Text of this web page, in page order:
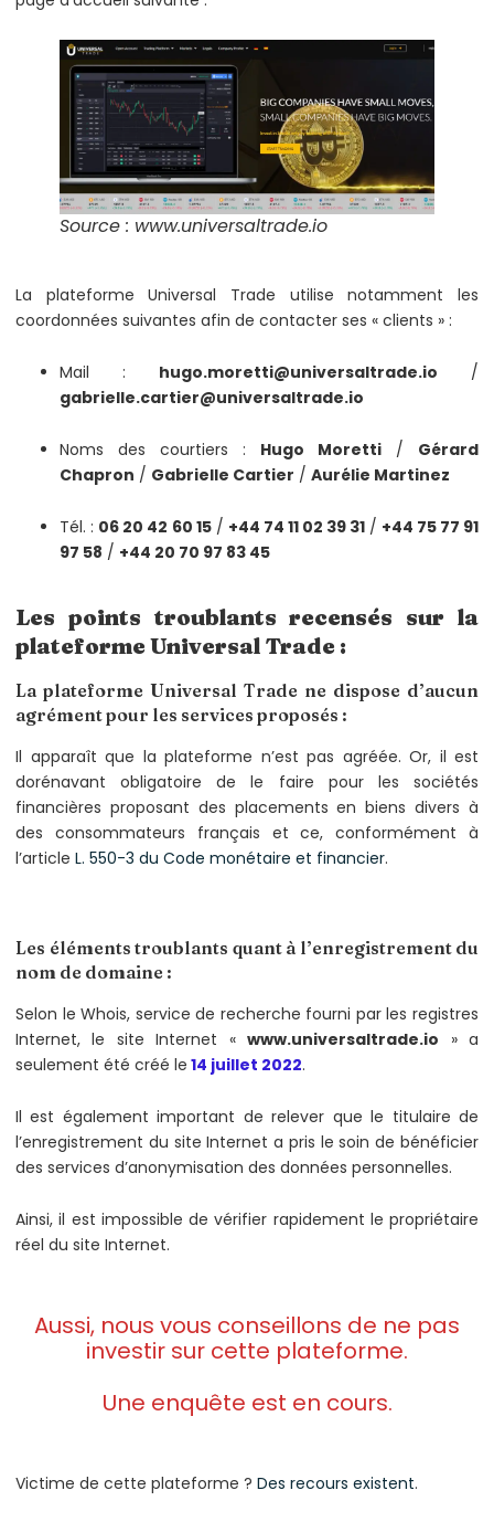
Source : www.universaltrade.io
La plateforme Universal Trade utilise notamment les
coordonnées suivantes afin de contacter ses « clients » :
Mail : hugo.moretti@universaltrade.io /
gabrielle.cartier@universaltrade.io
Noms des courtiers : Hugo Moretti / Gérard
Chapron / Gabrielle Cartier / Aurélie Martinez
Tél. : 06 20 42 60 15/ +44 74 11 02 39 31 / +44 75 77 91
97 58 / +44 20 70 97 83 45
Les points troublants recensés sur la
plateforme Universal Trade :
La plateforme Universal Trade ne dispose d’aucun
agrément pour les services proposés :
Il apparaît que la plateforme n’est pas agréée. Or, il est
dorénavant obligatoire de le faire pour les sociétés
financières proposant des placements en biens divers à
des consommateurs français et ce, conformément à
l’article L. 550-3 du Code monétaire et financier.
Les éléments troublants quant à l’enregistrement du
nom de domaine :
Selon le Whois, service de recherche fourni par les registres
Internet, le site Internet «www.universaltrade.io » a
seulement été créé le 14 juillet 2022.
Il est également important de relever que le titulaire de
l’enregistrement du site Internet a pris le soin de bénéficier
des services d’anonymisation des données personnelles.
Ainsi, il est impossible de vérifier rapidement le propriétaire
réel du site Internet.
Aussi, nous vous conseillons de ne pas
investir sur cette plateforme.
Une enquête est en cours.
Victime de cette plateforme ? Des recours existent.